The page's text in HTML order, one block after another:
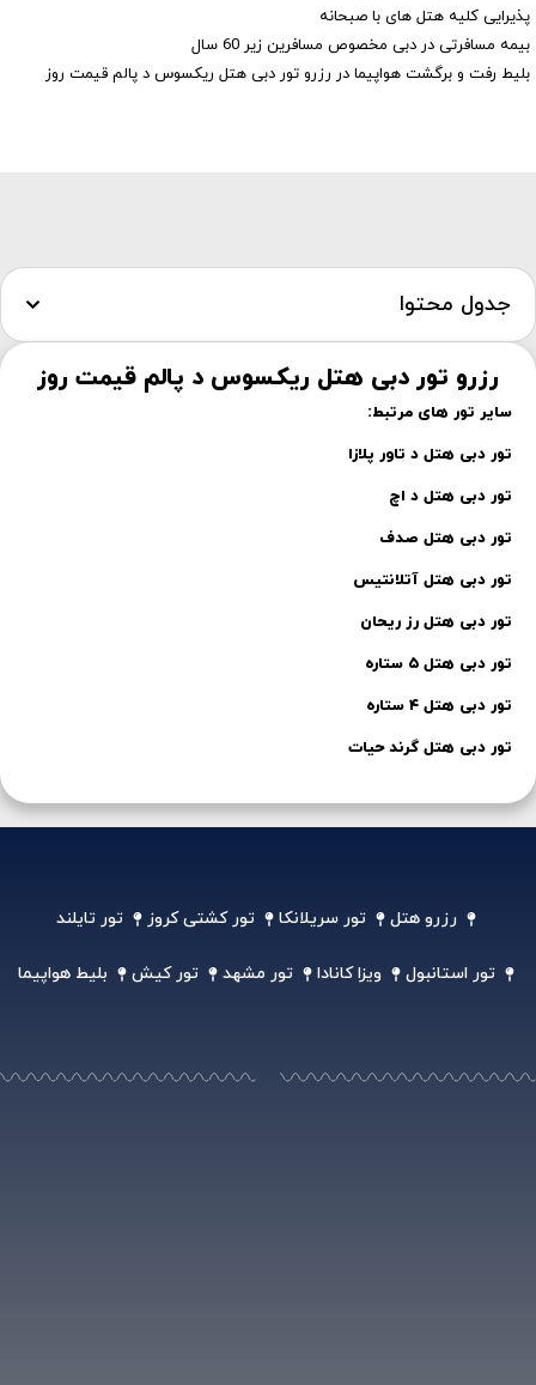
پذیرایی کلیه هتل های با صبحانه
بیمه مسافرتی در دبی مخصوص مسافرین زیر 60 سال
بلیط رفت و برگشت هواپیما در رزرو تور دبی هتل ریکسوس د پالم قیمت روز
جدول محتوا
رزرو تور دبی هتل ریکسوس د پالم قیمت روز
سایر تور های مرتبط:
تور دبی هتل د تاور پلازا
تور دبی هتل د اچ
تور دبی هتل صدف
تور دبی هتل آتلانتیس
تور دبی هتل رز ریحان
تور دبی هتل ۵ ستاره
تور دبی هتل ۴ ستاره
تور دبی هتل گرند حیات
رزرو هتل تور سریلانکا تور کشتی کروز تور تایلند
تور استانبول ویزا کانادا تور مشهد تور کیش بلیط هواپیما